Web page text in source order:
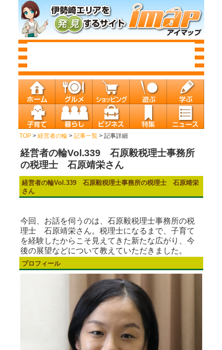
TOP> 経営者の輪> 記事一覧> 記事詳細
経営者の輪Vol.339 石原毅税理士事務所
の税理士 石原靖栄さん
経営者の輪Vol.339 石原毅税理士事務所の税理士 石原靖栄
さん
今回、お話を伺うのは、石原毅税理士事務所の税
理士 石原靖栄さん。税理士になるまで、子育て
を経験したからこそ見えてきた新たな広がり、今
後の展望などについて教えていただきました。
プロフィール